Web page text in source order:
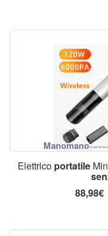
Elettrico portatile
88,98€